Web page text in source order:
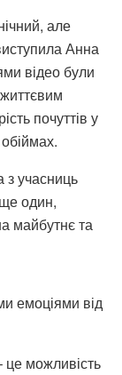
але
Анна
відео були
почуттів у
учасниць
один,
майбутнє та
емоціями від
можливість